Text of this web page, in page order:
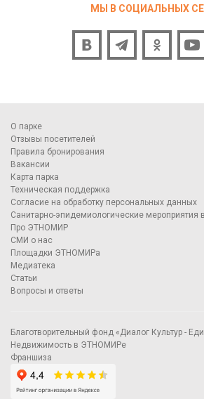
МЫ В СОЦИАЛЬНЫХ
О парке
Отзывы посетителей
Правила бронирования
Вакансии
Карта парка
Техническая поддержка
Согласие на обработку персональных данных
Санитарно-эпидемиологические мероприятия
Про ЭТНОМИР
СМИ о нас
Площадки ЭТНОМИРа
Медиатека
Статьи
Вопросы и ответы
Благотворительный фонд «Диалог Культур -
Недвижимость в ЭТНОМИРе
Франшиза